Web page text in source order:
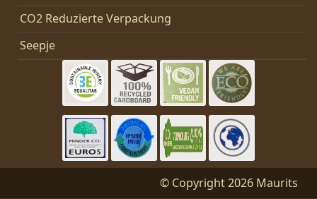
CO2 Reduzierte Verpackung
Seepje
© Copyright 2026 Maurits